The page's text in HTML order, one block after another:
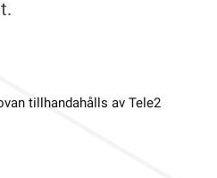
tillhandahålls av Tele2